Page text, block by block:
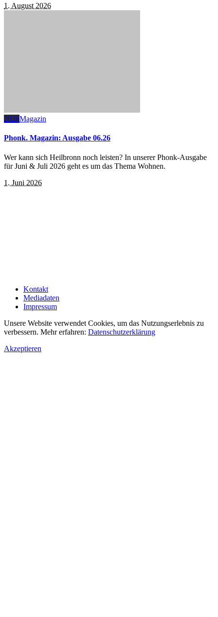
1. August 2026
2026Magazin
Phonk. Magazin: Ausgabe 06.26
Wer kann sich Heilbronn noch leisten? In unserer Phonk-Ausgabe
für Juni & Juli 2026 geht es um das Thema Wohnen.
1. Juni 2026
Kontakt
Mediadaten
Impressum
Unsere Website verwendet Cookies, um das Nutzungserlebnis zu
verbessern. Mehr erfahren: Datenschutzerklärung
Akzeptieren